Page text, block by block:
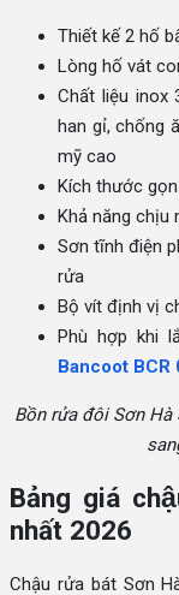
Thiết kế 2 hố
Lòng hố vát
Chất liệu inox
han gỉ, chống
mỹ cao
Kích thước
Khả năng chịu
Sơn tĩnh điện
rửa
Bộ vít định vị
Phù hợp khi
Bancoot BCR
Bồn rửa đôi Sơn
Bảng giá
nhất 2026
Chậu rửa bát Sơn